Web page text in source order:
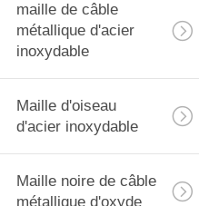
maille de câble
métallique d'acier
inoxydable
Maille d'oiseau
d'acier inoxydable
Maille noire de câble
métallique d'oxyde